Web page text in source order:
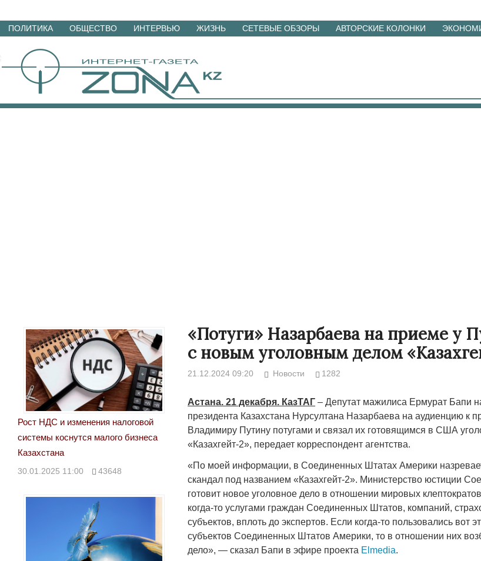
Перейти
материалам
ПОЛИТИКА ОБЩЕСТВО ИНТЕРВЬЮ ЖИЗНЬ СЕТЕВЫЕ ОБЗОРЫ АВТОРСКИЕ КОЛОНКИ
«Потуги» Назарбаева на приеме у
с новым уголовным делом
21.12.2024 09:20 Новости 1282
Астана. 21 декабря. КазТАГ – Депутат мажилиса Ермурат Бапи
президента Казахстана Нурсултана Назарбаева на аудиенцию к
Владимиру Путину потугами и связал их готовящимся в США
«Казахгейт-2», передает корреспондент агентства.
«По моей информации, в Соединенных Штатах Америки
скандал под названием «Казахгейт-2». Министерство юстиции
готовит новое уголовное дело в отношении мировых
когда-то услугами граждан Соединенных Штатов, компаний,
субъектов, вплоть до экспертов. Если когда-то пользовались вот
субъектов Соединенных Штатов Америки, то в отношении них
дело», — сказал Бапи в эфире проекта Elmedia.
Рост НДС и изменения налоговой
системы коснутся малого бизнеса
Казахстана
30.01.2025 11:00 43648
Народ выбрал свет
17.10.2024 17:00